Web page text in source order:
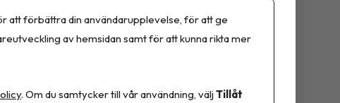
att förbättra din användarupplevelse, för att ge
av hemsidan samt för att kunna rikta mer
. Om du samtycker till vår användning, väljTillåt